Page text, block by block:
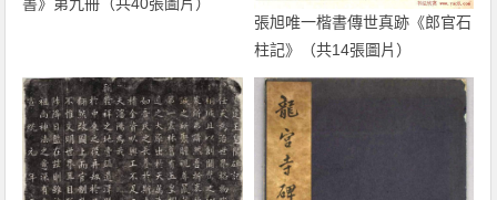
張旭唯一楷書傳世真跡《郎官石
柱記》（共14張圖片）